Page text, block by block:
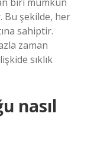
Bu şekilde, her
sahiptir.
zaman
sıklık
nasıl